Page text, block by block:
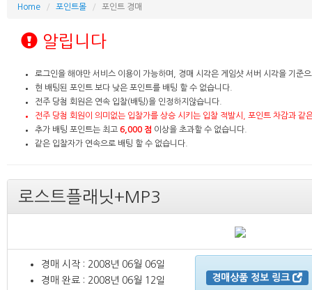
Home 포인트몰 포인트 경매
알립니다
로그인을 해야만 서비스 이용이 가능하며, 경매 시각은 게임샷 서버 시각을 기준
현 배팅된 포인트 보다 낮은 포인트를 배팅 할 수 없습니다.
전주 당첨 회원은 연속 입찰(배팅)을 인정하지않습니다.
전주 당첨 회원이 의미없는 입찰가를 상승 시키는 입찰 적발시, 포인트 차감과 같
추가 배팅 포인트는 최고 6,000 점 이상을 초과할 수 없습니다.
같은 입찰자가 연속으로 배팅 할 수 없습니다.
로스트플래닛+MP3
경매 시작 : 2008년 06월 06일
경매 완료 : 2008년 06월 12일
경매상품 정보 링크